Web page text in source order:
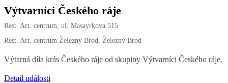
Výtvarníci Českého ráje
Rest. Art. centrum, ul. Masayrkova 515
Rest. Art. centrum Železný Brod, Železný Brod
Výtarná díla krás Českého ráje od skupiny Výtvarníci Českého ráje.
Detail události